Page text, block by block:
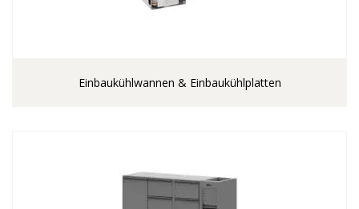
Einbaukühlwannen & Einbaukühlplatten